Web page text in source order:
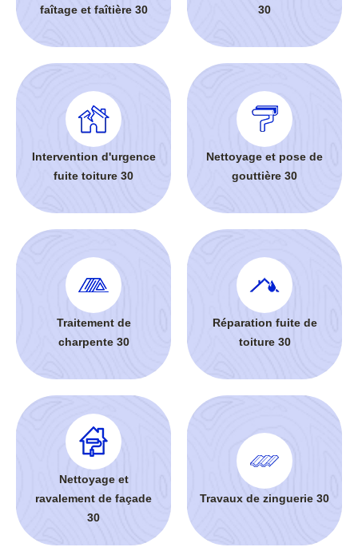
faîtage et faîtière 30
30
Intervention d'urgence
fuite toiture 30
Nettoyage et pose de
gouttière 30
Traitement de
charpente 30
Réparation fuite de
toiture 30
Nettoyage et
ravalement de façade
30
Travaux de zinguerie 30